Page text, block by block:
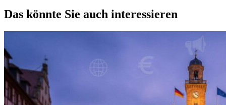
Das könnte Sie auch interessieren